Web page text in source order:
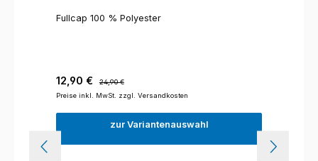
Fullcap 100 % Polyester
Verkaufspreis:
12,90 €
24,90 €
Preise inkl. MwSt. zzgl. Versandkosten
zur Variantenauswahl